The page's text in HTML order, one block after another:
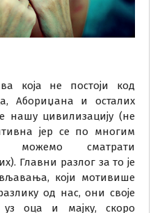
која не постоји код
Абориџана и осталих
нашу цивилизацију (не
јер се по многим
можемо сматрати
Главни разлог за то је
који мотивише
од нас, они своје
уз оца и мајку, скоро